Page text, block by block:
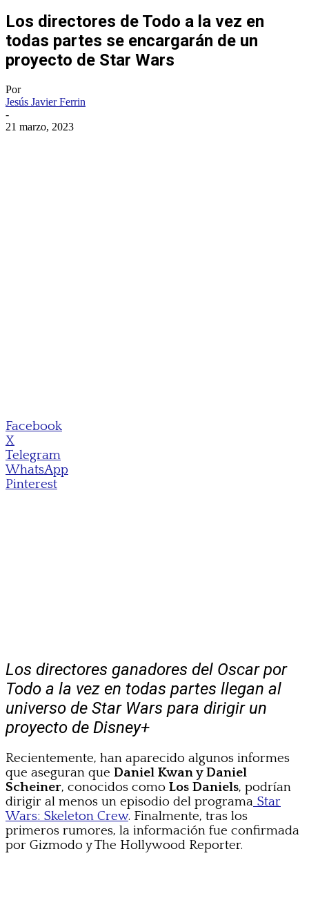
Los directores de Todo a la vez en
todas partes se encargarán de un
proyecto de Star Wars
Por
Jesús Javier Ferrin
-
21 marzo, 2023
Facebook
X
Telegram
WhatsApp
Pinterest
Los directores ganadores del Oscar por
Todo a la vez en todas partes llegan al
universo de Star Wars para dirigir un
proyecto de Disney+
Recientemente, han aparecido algunos informes
que aseguran que Daniel Kwan y Daniel
Scheiner, conocidos como Los Daniels, podrían
dirigir al menos un episodio del programa Star
Wars: Skeleton Crew. Finalmente, tras los
primeros rumores, la información fue confirmada
por Gizmodo y The Hollywood Reporter.